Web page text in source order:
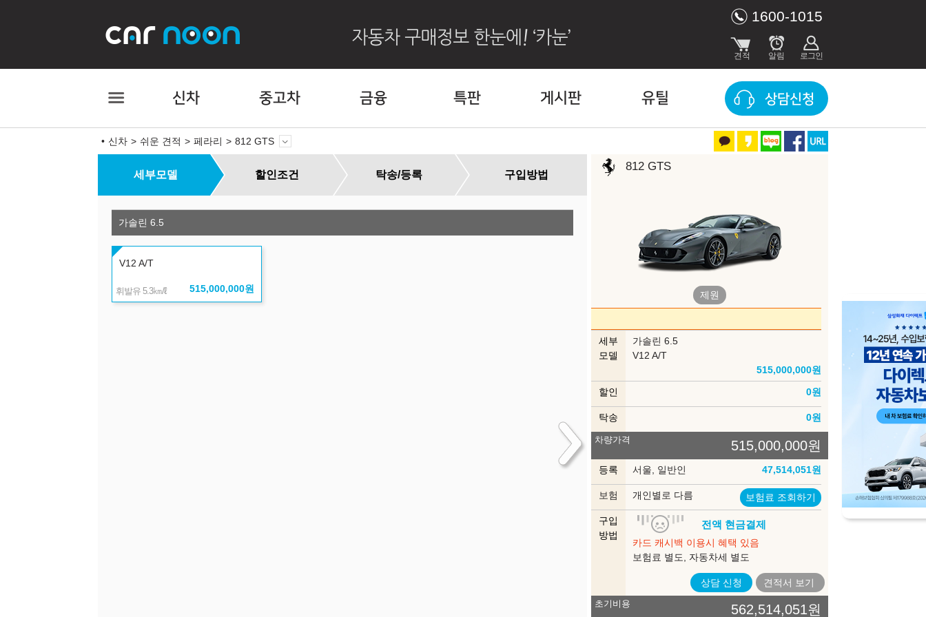
1600-1015
신차 중고차 금융 특판 게시판 유틸 상담신청
신차 쉬운 견적 페라리 812 GTS
세부모델 할인조건 탁송/등록 구입방법
가솔린 6.5
V12 A/T
휘발유 5.3㎞/ℓ 515,000,000원
할인 조건 (2026년 8월)
수입차 할인조건은 딜러사에 따라, 재고 상태에 따라 다를 수 있습니다. 견적
견적을 보내드립니다.
812 GTS
제원
세부
모델
가솔린 6.5
V12 A/T
515,000,000원
할인
0원
탁송 0원
차량가격 515,000,000원
등록 서울, 일반인 47,514,051원
보험 개인별로 다름 보험료 조회하기
구입
방법
전액 현금결제
카드 캐시백 이용시 혜택 있음
보험료 별도, 자동차세 별도
초기비용 562,514,051원
상담 신청 견적서 보기